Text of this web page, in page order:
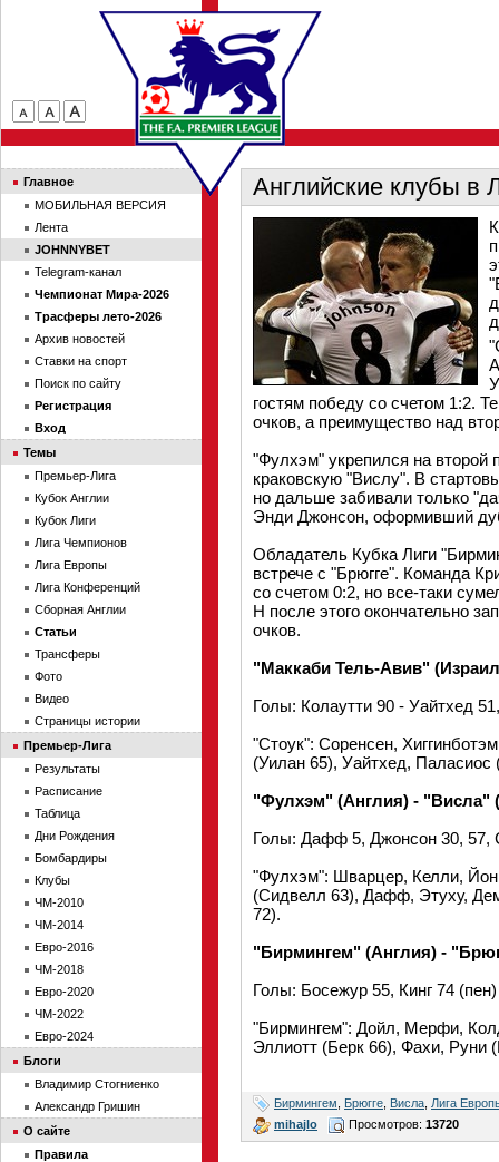
Английские клубы в
гостям победу со счетом 1:2.
очков, а преимущество над
"Фулхэм" укрепился на второй
краковскую "Вислу". В
но дальше забивали только
Энди Джонсон, оформивший
Обладатель Кубка Лиги
встрече с "Брюгге". Команда
со счетом 0:2, но все-таки
H после этого окончательно
очков.
"Маккаби Тель-Авив"
Голы: Колаутти 90 - Уайтхед
"Стоук": Соренсен,
(Уилан 65), Уайтхед,
"Фулхэм" (Англия) - "Висла"
Голы: Дафф 5, Джонсон 30, 57,
"Фулхэм": Шварцер, Келли,
(Сидвелл 63), Дафф, Этуху,
72).
"Бирмингем" (Англия) -
Голы: Босежур 55, Кинг 74
"Бирмингем": Дойл, Мерфи,
Эллиотт (Берк 66), Фахи, Руни
Бирмингем Брюгге Висла Лига
mihajlo
Просмотров: 13720
Главное
МОБИЛЬНАЯ ВЕРСИЯ
Лента
JOHNNYBET
Telegram-канал
Чемпионат Мира-2026
Трасферы лето-2026
Архив новостей
Ставки на спорт
Поиск по сайту
Регистрация
Вход
Темы
Премьер-Лига
Кубок Англии
Кубок Лиги
Лига Чемпионов
Лига Европы
Лига Конференций
Сборная Англии
Статьи
Трансферы
Фото
Видео
Страницы истории
Премьер-Лига
Результаты
Расписание
Таблица
Дни Рождения
Бомбардиры
Клубы
ЧМ-2010
ЧМ-2014
Евро-2016
ЧМ-2018
Евро-2020
ЧМ-2022
Евро-2024
Блоги
Владимир Стогниенко
Александр Гришин
О сайте
Правила